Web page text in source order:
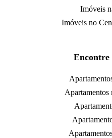
Imóveis
Imóveis no